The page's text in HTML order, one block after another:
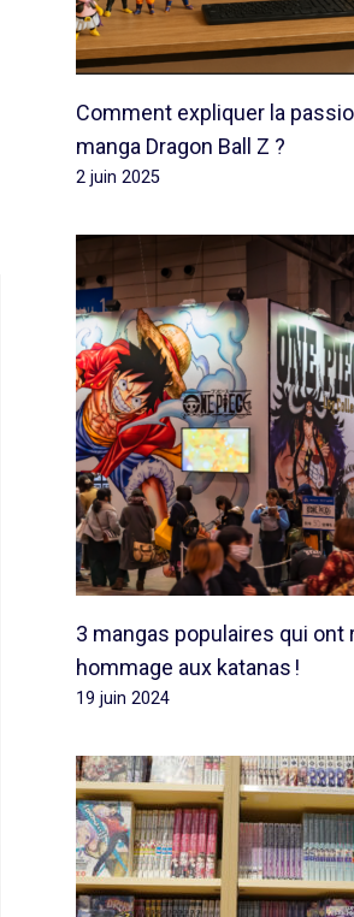
Comment expliquer la
manga Dragon Ball Z ?
2 juin 2025
3 mangas populaires qui ont
hommage aux katanas !
19 juin 2024